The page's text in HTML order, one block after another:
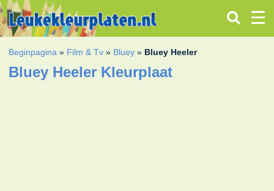
Beginpagina » Film & Tv » Bluey » Bluey Heeler
Bluey Heeler Kleurplaat